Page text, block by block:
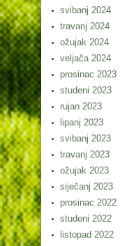
svibanj 2024
travanj 2024
ožujak 2024
veljača 2024
prosinac 2023
studeni 2023
rujan 2023
lipanj 2023
svibanj 2023
travanj 2023
ožujak 2023
siječanj 2023
prosinac 2022
studeni 2022
listopad 2022